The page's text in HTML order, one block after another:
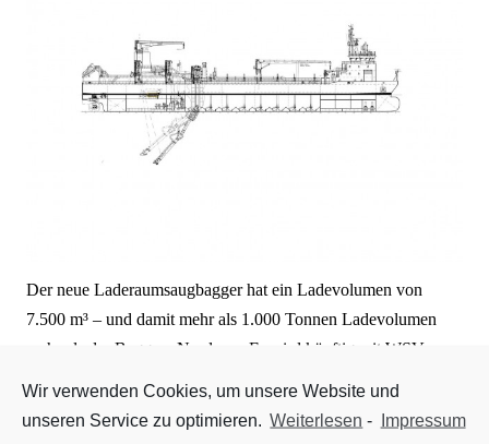
Der neue Laderaumsaugbagger hat ein Ladevolumen von
7.500 m³ – und damit mehr als 1.000 Tonnen Ladevolumen
mehr als der Bagger „Nord-see. Er wird künftig mit WSV-
Finanziert wird der Neubau über das
Wir verwenden Cookies, um unsere Website und
unseren Service zu optimieren. Weiterlesen - Impressum